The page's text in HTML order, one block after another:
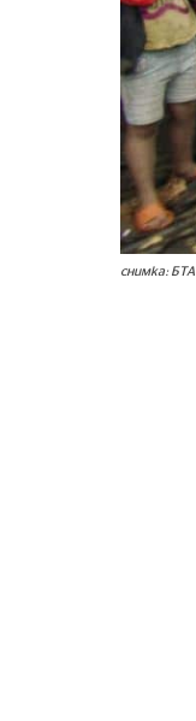
снимка: БТА